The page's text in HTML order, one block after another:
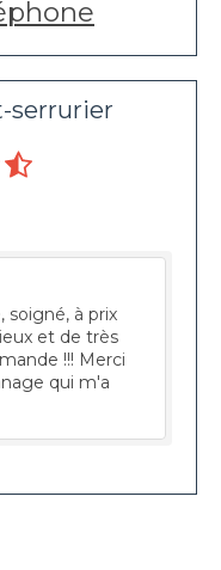
serrurier
soigné, à prix
et de très
!!! Merci
qui m'a